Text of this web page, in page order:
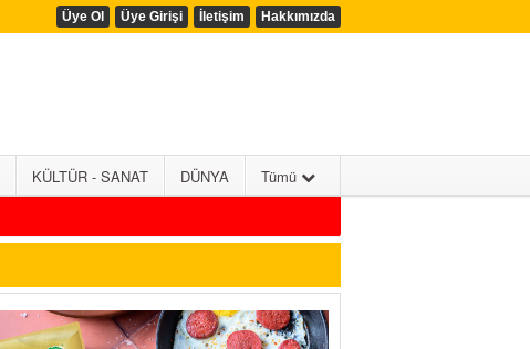
Üye Ol Üye Girişi İletişim Hakkımızda
KÜLTÜR - SANAT DÜNYA
Tümü